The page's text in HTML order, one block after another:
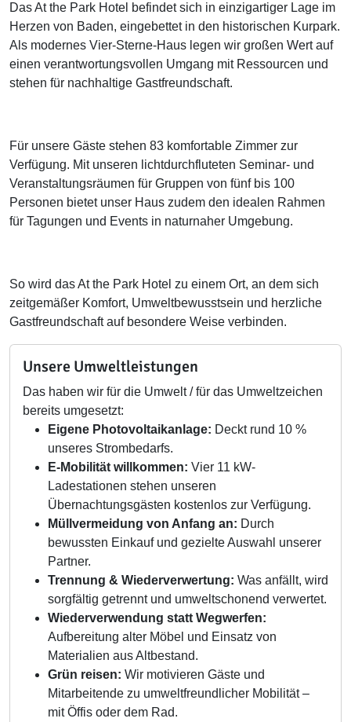
Das At the Park Hotel befindet sich in einzigartiger Lage im
Herzen von Baden, eingebettet in den historischen Kurpark.
Als modernes Vier-Sterne-Haus legen wir großen Wert auf
einen verantwortungsvollen Umgang mit Ressourcen und
stehen für nachhaltige Gastfreundschaft.
Für unsere Gäste stehen 83 komfortable Zimmer zur
Verfügung. Mit unseren lichtdurchfluteten Seminar- und
Veranstaltungsräumen für Gruppen von fünf bis 100
Personen bietet unser Haus zudem den idealen Rahmen
für Tagungen und Events in naturnaher Umgebung.
So wird das At the Park Hotel zu einem Ort, an dem sich
zeitgemäßer Komfort, Umweltbewusstsein und herzliche
Gastfreundschaft auf besondere Weise verbinden.
Unsere Umweltleistungen
Das haben wir für die Umwelt / für das Umweltzeichen
bereits umgesetzt:
Eigene Photovoltaikanlage: Deckt rund 10 %
unseres Strombedarfs.
E-Mobilität willkommen: Vier 11 kW-
Ladestationen stehen unseren
Übernachtungsgästen kostenlos zur Verfügung.
Müllvermeidung von Anfang an: Durch
bewussten Einkauf und gezielte Auswahl unserer
Partner.
Trennung & Wiederverwertung: Was anfällt, wird
sorgfältig getrennt und umweltschonend verwertet.
Wiederverwendung statt Wegwerfen:
Aufbereitung alter Möbel und Einsatz von
Materialien aus Altbestand.
Grün reisen: Wir motivieren Gäste und
Mitarbeitende zu umweltfreundlicher Mobilität –
mit Öffis oder dem Rad.